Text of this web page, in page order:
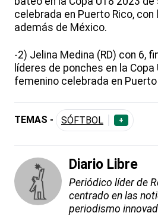
celebrada en Puerto Rico,
además de México.
-2) Jelina Medina (RD) con 6,
líderes de ponches en la
femenino celebrada en Puerto
TEMAS - SÓFTBOL +
Diario Libre
Periódico líder de
centrado en las
periodismo